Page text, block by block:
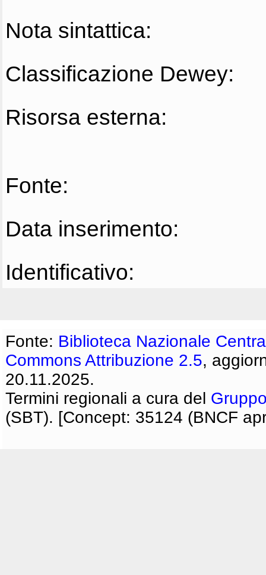
Nota sintattica:
Classificazione Dewey:
Risorsa esterna:
Fonte:
Data inserimento:
Identificativo:
Fonte: Biblioteca Nazionale
Commons Attribuzione 2.5,
20.11.2025.
Termini regionali a cura del
(SBT). [Concept: 35124 (BNCF